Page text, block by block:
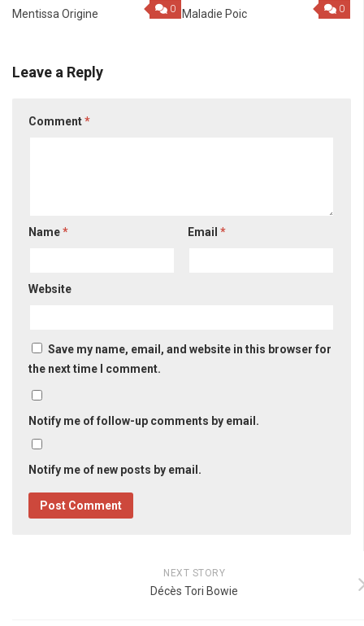
0
Mentissa Origine 0
Maladie Poic
Leave a Reply
Comment*
Name* Email*
Website
Save my name, email, and website in this browser for
the next time I comment.
Notify me of follow-up comments by email.
Notify me of new posts by email.
NEXT STORY
Décès Tori Bowie